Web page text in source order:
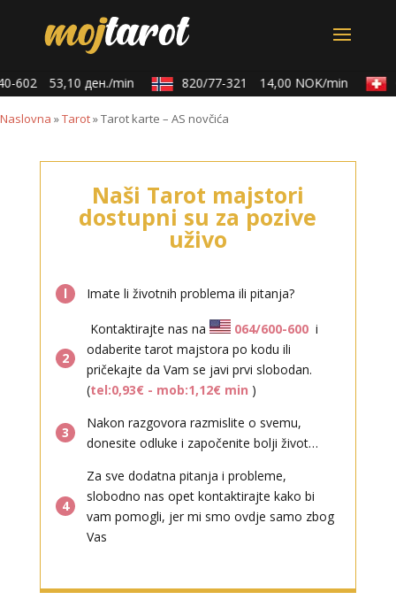
602 53,10 ден./min 820/77-321 14,00 NOK/min
Naslovna »Tarot»Tarot karte – AS novčića
Naši Tarot majstori
dostupni su za pozive
uživo
l Imate li životnih problema ili pitanja?
2
Kontaktirajte nas na 064/600-600 i
odaberite tarot majstora po kodu ili
pričekajte da Vam se javi prvi slobodan.
(tel:0,93€ - mob:1,12€ min )
3
Nakon razgovora razmislite o svemu,
donesite odluke i započenite bolji život…
4
Za sve dodatna pitanja i probleme,
slobodno nas opet kontaktirajte kako bi
vam pomogli, jer mi smo ovdje samo zbog
Vas